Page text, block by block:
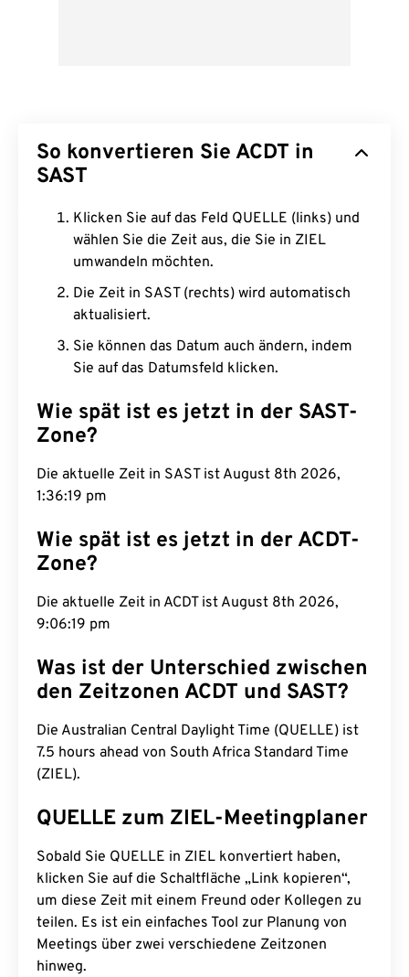
So konvertieren Sie ACDT in
SAST
Klicken Sie auf das Feld QUELLE (links) und
wählen Sie die Zeit aus, die Sie in ZIEL
umwandeln möchten.
Die Zeit in SAST (rechts) wird automatisch
aktualisiert.
Sie können das Datum auch ändern, indem
Sie auf das Datumsfeld klicken.
Wie spät ist es jetzt in der SAST-
Zone?
Die aktuelle Zeit in SAST ist August 8th 2026,
1:36:20 pm
Wie spät ist es jetzt in der ACDT-
Zone?
Die aktuelle Zeit in ACDT ist August 8th 2026,
9:06:20 pm
Was ist der Unterschied zwischen
den Zeitzonen ACDT und SAST?
Die Australian Central Daylight Time (QUELLE) ist
7.5 hours ahead von South Africa Standard Time
(ZIEL).
QUELLE zum ZIEL-Meetingplaner
Sobald Sie QUELLE in ZIEL konvertiert haben,
klicken Sie auf die Schaltfläche „Link kopieren“,
um diese Zeit mit einem Freund oder Kollegen zu
teilen. Es ist ein einfaches Tool zur Planung von
Meetings über zwei verschiedene Zeitzonen
hinweg.